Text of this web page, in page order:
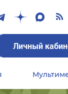
Личный